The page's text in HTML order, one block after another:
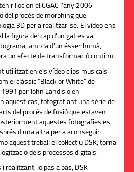
lloc en el CGAC l'any 2006
del procés de morphing que
3D per a realitzar-se. El vídeo ens
la figura del cap d'un gat es va
amb la d'un ésser humà,
un efecte de transformació continu.
utilitzat en els vídeo clips musicals i
el clàssic “Black or White” de
per John Landis o en
aquest cas, fotografiant una sèrie de
del procés de fusió que estaven
aquestes fotografies es
d'una altra per a aconseguir
aquest treball el col·lectiu DSK, torna
dels processos digitals.
realitzant-lo pas a pas, DSK